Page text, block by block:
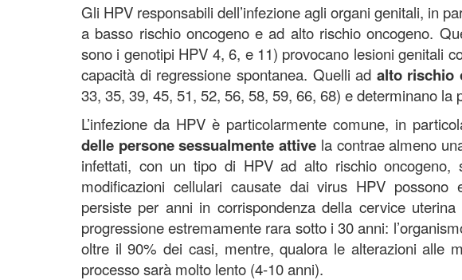
Gli HPV responsabili dell’infezione agli organi genitali, in
a basso rischio oncogeno e ad alto rischio oncogeno.
sono i genotipi HPV 4, 6, e 11) provocano lesioni genitali
capacità di regressione spontanea. Quelli ad alto rischio
33, 35, 39, 45, 51, 52, 56, 58, 59, 66, 68) e determinano la
L’infezione da HPV è particolarmente comune, in
delle persone sessualmente attive la contrae almeno
infettati, con un tipo di HPV ad alto rischio oncogeno,
modificazioni cellulari causate dai virus HPV possono
persiste per anni in corrispondenza della cervice
progressione estremamente rara sotto i 30 anni:
oltre il 90% dei casi, mentre, qualora le alterazioni alle
processo sarà molto lento (4-10 anni).